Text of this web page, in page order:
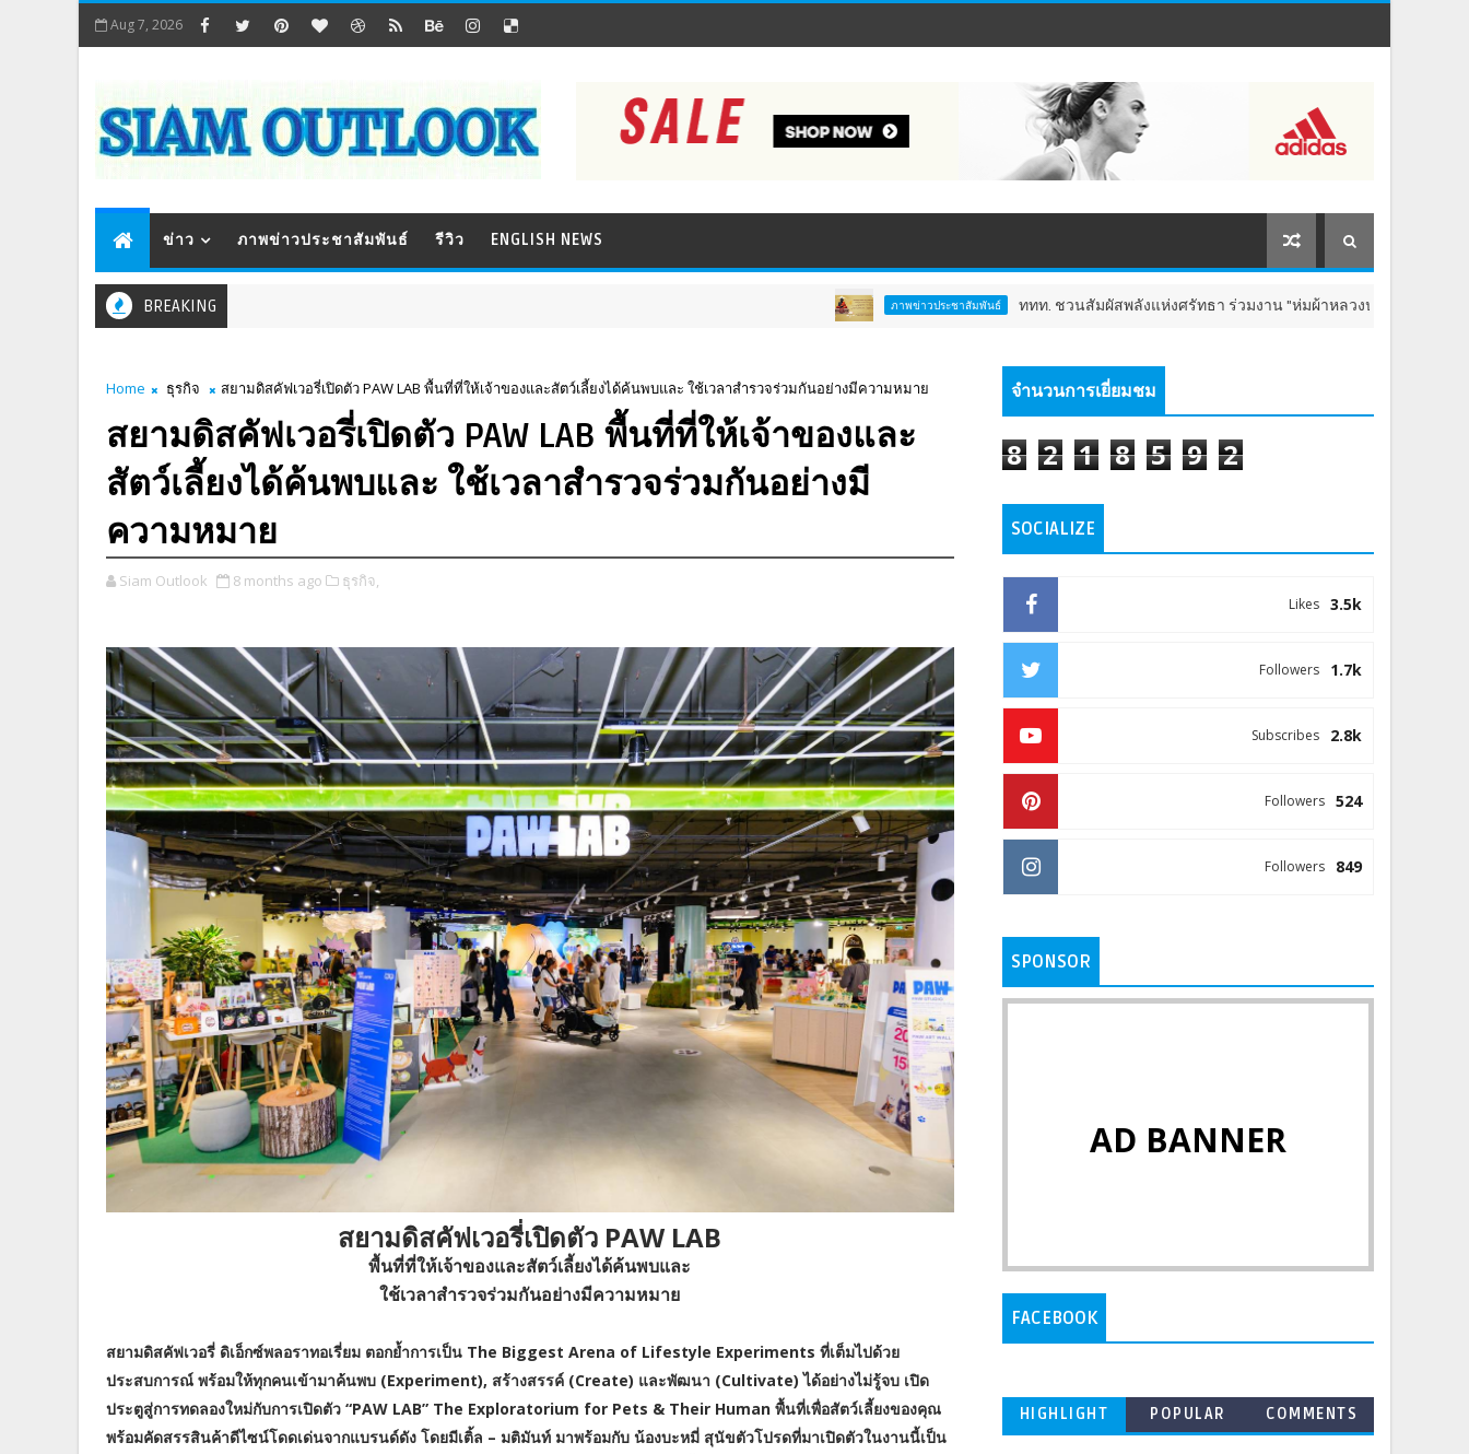
Aug 7, 2026
ข่าว ภาพข่าวประชาสัมพันธ์ รีวิว ENGLISH NEWS
BREAKING ภาพข่าวประชาสัมพันธ์ ททท. ชวนสัมผัสพลังแห่งศรัทธา ร่วมงาน "ห่มผ้าหลวงปู่ทวด ครั้งที่ 13 ปี 2569" เสริ
Home ธุรกิจ สยามดิสคัฟเวอรี่เปิดตัว PAW LAB พื้นที่ที่ให้เจ้าของและสัตว์เลี้ยงได้ค้นพบและ ใช้เวลาสำรวจร่วมกันอย่างมีความหมาย
สยามดิสคัฟเวอรี่เปิดตัว PAW LAB พื้นที่ที่ให้เจ้าของและ
สัตว์เลี้ยงได้ค้นพบและ ใช้เวลาสำรวจร่วมกันอย่างมี
ความหมาย
Siam Outlook 8 months ago ธุรกิจ,
สยามดิสคัฟเวอรี่เปิดตัว PAW LAB
พื้นที่ที่ให้เจ้าของและสัตว์เลี้ยงได้ค้นพบและ
ใช้เวลาสำรวจร่วมกันอย่างมีความหมาย
สยามดิสคัฟเวอรี่ ดิเอ็กซ์พลอราทอเรี่ยม ตอกย้ำการเป็น The Biggest Arena of Lifestyle Experiments ที่เต็มไปด้วย
ประสบการณ์ พร้อมให้ทุกคนเข้ามาค้นพบ (Experiment), สร้างสรรค์ (Create) และพัฒนา (Cultivate) ได้อย่างไม่รู้จบ เปิด
ประตูสู่การทดลองใหม่กับการเปิดตัว “PAW LAB” The Exploratorium for Pets & Their Human พื้นที่เพื่อสัตว์เลี้ยงของคุณ
พร้อมคัดสรรสินค้าดีไซน์โดดเด่นจากแบรนด์ดัง โดยมีเติ้ล – มติมันท์ มาพร้อมกับ น้องบะหมี่ สุนัขตัวโปรดที่มาเปิดตัวในงานนี้เป็น
จำนวนการเยี่ยมชม
8 2 1 8 5 9 2
SOCIALIZE
3.5k
Likes
1.7k
Followers
2.8k
Subscribes
524
Followers
849
Followers
SPONSOR
AD BANNER
FACEBOOK
HIGHLIGHT POPULAR COMMENTS